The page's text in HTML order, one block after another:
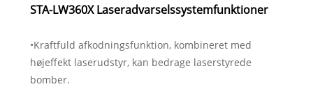
STA-LW360X Laseradvarselssystemfunktioner
•Kraftfuld afkodningsfunktion, kombineret med
højeffekt laserudstyr, kan bedrage laserstyrede
bomber.